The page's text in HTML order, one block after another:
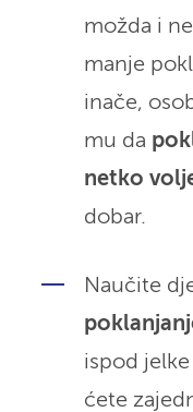
možda i
manje
inače,
mu da
netko
dobar.
Naučite
ispod
ćete